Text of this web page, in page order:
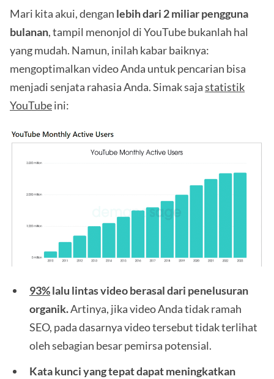
Mari kita akui, dengan lebih dari 2 miliar pengguna
bulanan, tampil menonjol di YouTube bukanlah hal
yang mudah. Namun, inilah kabar baiknya:
mengoptimalkan video Anda untuk pencarian bisa
menjadi senjata rahasia Anda. Simak sajastatistik
YouTubeini:
93%lalu lintas video berasal dari penelusuran
organik.Artinya, jika video Anda tidak ramah
SEO, pada dasarnya video tersebut tidak terlihat
oleh sebagian besar pemirsa potensial.
Kata kunci yang tepat dapat meningkatkan